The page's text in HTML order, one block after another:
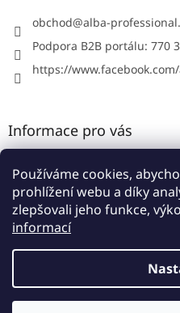
Používáme cookies,
prohlížení webu a díky
zlepšovali jeho funkce,
informací
obchod@alba-
Podpora B2B portálu: 770
https://
Informace pro vás
Obchodní podmínky
Podmínky ochrany osobních